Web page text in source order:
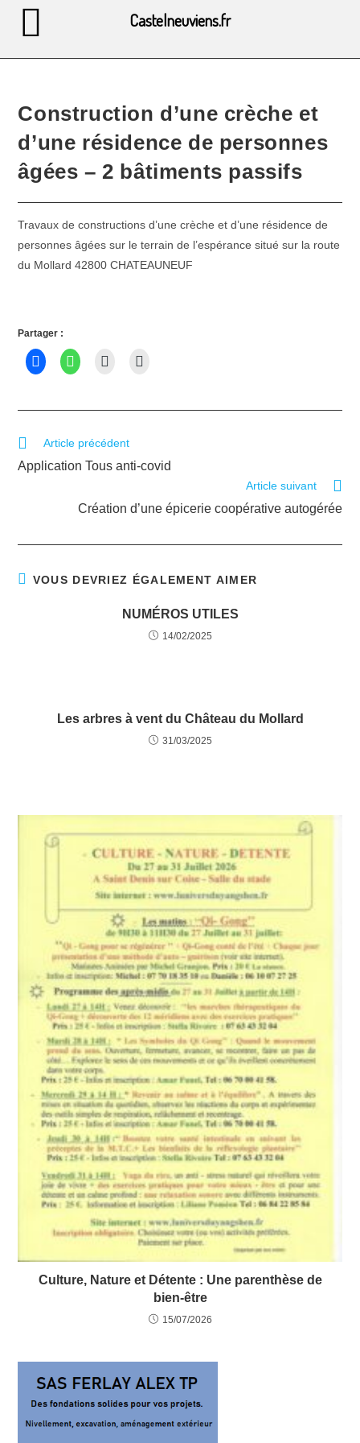
Construction d’une crèche et
d’une résidence de personnes
âgées – 2 bâtiments passifs
Travaux de constructions d’une crèche et d’une résidence de
personnes âgées sur le terrain de l’espérance situé sur la route
du Mollard 42800 CHATEAUNEUF
Partager :
Article précédent
Application Tous anti-covid
Article suivant
Création d’une épicerie coopérative autogérée
VOUS DEVRIEZ ÉGALEMENT AIMER
NUMÉROS UTILES
14/02/2025
Les arbres à vent du Château du Mollard
31/03/2025
Culture, Nature et Détente : Une parenthèse de
bien-être
15/07/2026
Castelneuviens.fr